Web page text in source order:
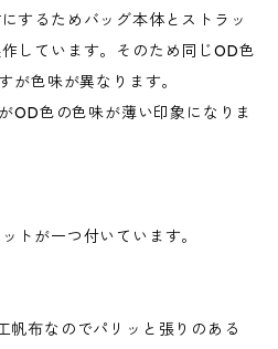
するためバッグ本体とストラッ
しています。そのため同じOD色
が色味が異なります。
OD色の色味が薄い印象になりま
トが一つ付いています。
帆布なのでパリッと張りのある